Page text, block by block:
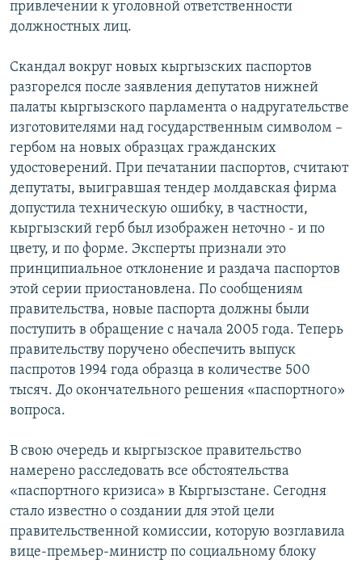
привлечении к уголовной ответственности
должностных лиц.
Скандал вокруг новых кыргызских паспортов
разгорелся после заявления депутатов нижней
палаты кыргызского парламента о надругательстве
изготовителями над государственным символом –
гербом на новых образцах гражданских
удостоверений. При печатании паспортов, считают
депутаты, выигравшая тендер молдавская фирма
допустила техническую ошибку, в частности,
кыргызский герб был изображен неточно - и по
цвету, и по форме. Эксперты признали это
принципиальное отклонение и раздача паспортов
этой серии приостановлена. По сообщениям
правительства, новые паспорта должны были
поступить в обращение с начала 2005 года. Теперь
правительству поручено обеспечить выпуск
паспротов 1994 года образца в количестве 500
тысяч. До окончательного решения «паспортного»
вопроса.
В свою очередь и кыргызское правительство
намерено расследовать все обстоятельства
«паспортного кризиса» в Кыргызстане. Сегодня
стало известно о создании для этой цели
правительственной комиссии, которую возглавила
вице-премьер-министр по социальному блоку